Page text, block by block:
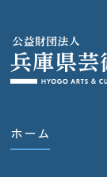
ホーム